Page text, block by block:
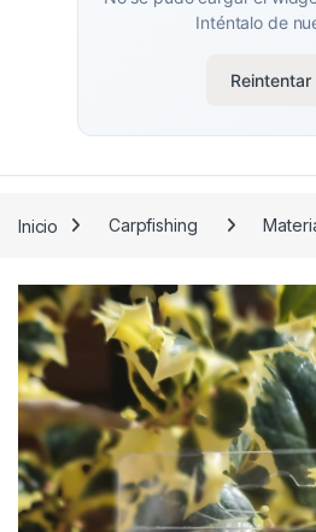
Inténtalo de
Reintentar
Inicio Carpfishing